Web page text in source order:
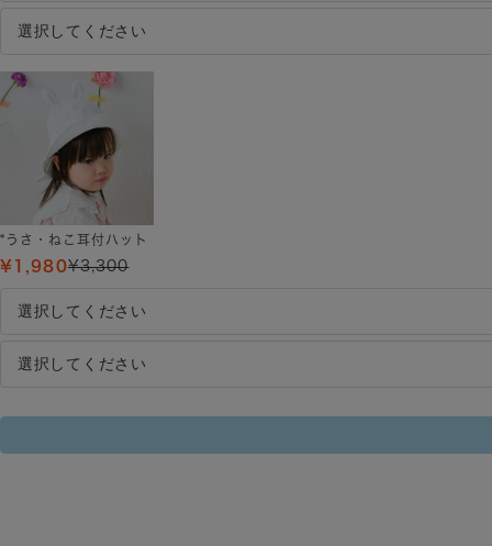
*うさ・ねこ耳付ハット
¥1,980¥3,300